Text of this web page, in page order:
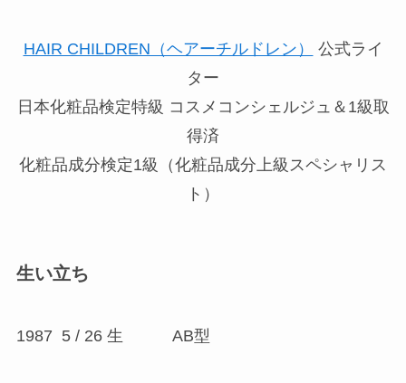
HAIR CHILDREN（ヘアーチルドレン）
公式ライ
ター
日本化粧品検定特級 コスメコンシェルジュ＆1級取
得済
化粧品成分検定1級（化粧品成分上級スペシャリス
ト）
生い立ち
1987 5 / 26 生 AB型